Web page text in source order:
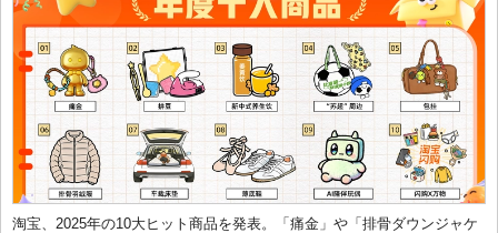
淘宝、2025年の10大ヒット商品を発表。「痛金」や「排骨ダウンジャケ